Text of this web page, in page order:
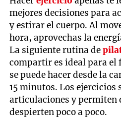
mejores decisiones para
y estirar el cuerpo. Al
hora, aprovechas la
La siguiente rutina de
compartir es ideal para el
se puede hacer desde la
15 minutos. Los ejercicios
articulaciones y permiten
despierten poco a poco.